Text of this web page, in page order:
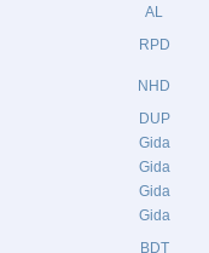
AL
RPD
NHD
DUP
Gida
Gida
Gida
Gida
BDT